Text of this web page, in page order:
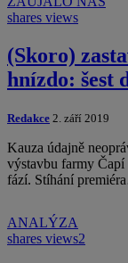
shares views
(Skoro)
hnízdo: šest
Redakce 2. září 2019
Kauza údajně
výstavbu farmy Čapí
fází. Stíhání
ANALÝZA
shares views2